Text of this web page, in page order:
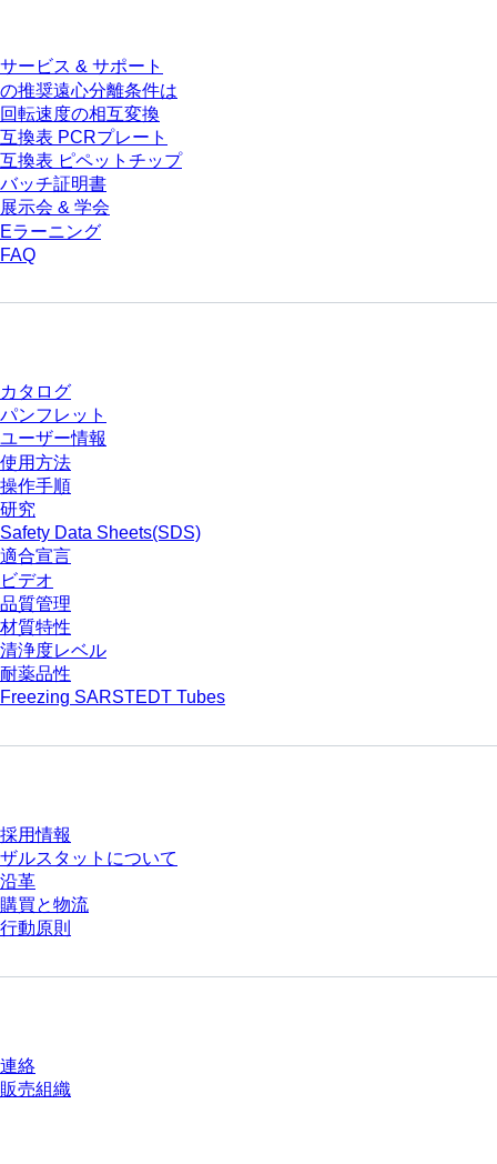
サービス & サポート
の推奨遠心分離条件は
回転速度の相互変換
互換表 PCRプレート
互換表 ピペットチップ
バッチ証明書
展示会 & 学会
Eラーニング
FAQ
カタログ
パンフレット
ユーザー情報
使用方法
操作手順
研究
Safety Data Sheets(SDS)
適合宣言
ビデオ
品質管理
材質特性
清浄度レベル
耐薬品性
Freezing SARSTEDT Tubes
採用情報
ザルスタットについて
沿革
購買と物流
行動原則
連絡
販売組織